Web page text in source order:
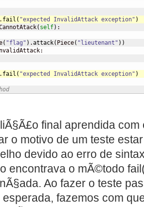
. fail ( "expected InvalidAttack exception" )
( self) :
( "flag" ) .attack( Piece( "lieutenant" ) )
. fail ( "expected InvalidAttack exception" )
final aprendida
o motivo de um teste
devido ao erro de
encontrava o mÃ©todo
Ao fazer o teste
fazemos com